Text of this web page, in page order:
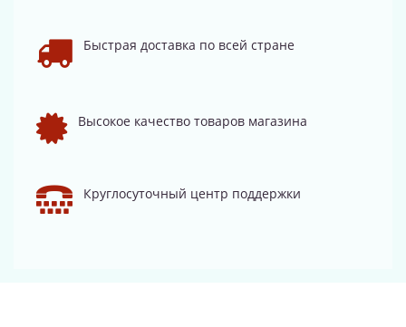
Быстрая доставка по всей стране
Высокое качество товаров магазина
Круглосуточный центр поддержки